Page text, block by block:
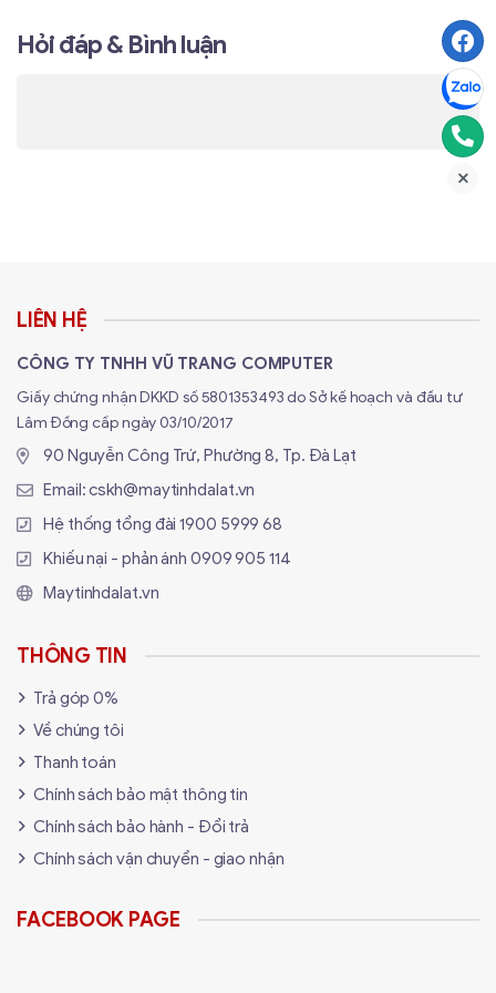
Hỏi đáp & Bình luận
LIÊN HỆ
CÔNG TY TNHH VŨ TRANG COMPUTER
Giấy chứng nhận DKKD số 5801353493 do Sở kế hoạch và đầu tư
Lâm Đồng cấp ngày 03/10/2017
90 Nguyễn Công Trứ, Phường 8, Tp. Đà Lạt
Email:cskh@maytinhdalat.vn
Hệ thống tổng đài1900 5999 68
Khiếu nại - phản ánh 0909 905 114
Maytinhdalat.vn
THÔNG TIN
Trả góp 0%
Về chúng tôi
Thanh toán
Chính sách bảo mật thông tin
Chính sách bảo hành - Đổi trả
Chính sách vận chuyển - giao nhận
FACEBOOK PAGE